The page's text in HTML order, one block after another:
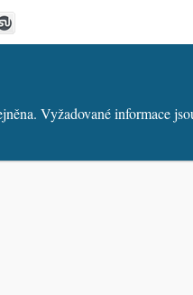
Vyžadované informace